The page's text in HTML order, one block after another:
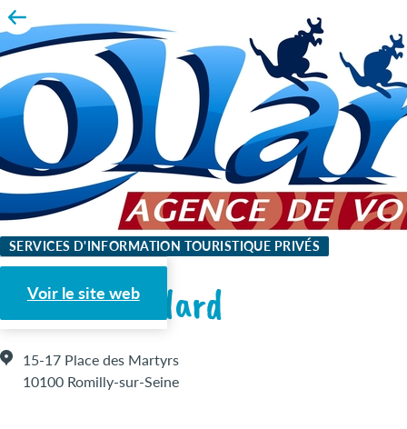
SERVICES D'INFORMATION TOURISTIQUE PRIVÉS
Voir le site web
Voyages Collard
15-17 Place des Martyrs
10100 Romilly-sur-Seine